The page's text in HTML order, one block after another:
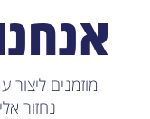
מוזמנים
נחזור